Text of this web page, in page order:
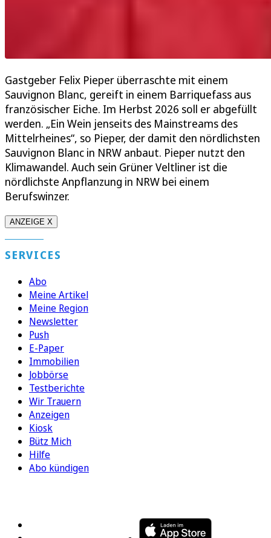
Gastgeber Felix Pieper überraschte mit einem
Sauvignon Blanc, gereift in einem Barriquefass aus
französischer Eiche. Im Herbst 2026 soll er abgefüllt
werden. „Ein Wein jenseits des Mainstreams des
Mittelrheines“, so Pieper, der damit den nördlichsten
Sauvignon Blanc in NRW anbaut. Pieper nutzt den
Klimawandel. Auch sein Grüner Veltliner ist die
nördlichste Anpflanzung in NRW bei einem
Berufswinzer.
ANZEIGE X
SERVICES
Abo
Meine Artikel
Meine Region
Newsletter
Push
E-Paper
Immobilien
Jobbörse
Testberichte
Wir Trauern
Anzeigen
Kiosk
Bütz Mich
Hilfe
Abo kündigen